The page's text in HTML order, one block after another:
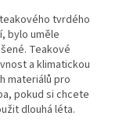
tvrdého
bylo uměle
Teakové
a klimatickou
materiálů pro
pokud si chcete
dlouhá léta.